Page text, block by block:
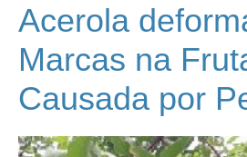
Acerola
Marcas na
Causada por